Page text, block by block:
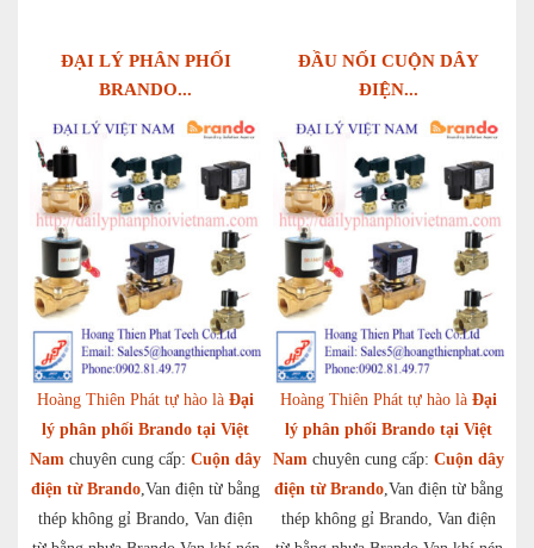
ĐẠI LÝ PHÂN PHỐI
BRANDO...
ĐẦU NỐI CUỘN DÂY
ĐIỆN...
Hoàng Thiên Phát tự hào là Đại
lý phân phối Brando tại Việt
Nam chuyên cung cấp: Cuộn dây
điện từ Brando,Van điện từ bằng
thép không gỉ Brando, Van điện
Hoàng Thiên Phát tự hào là Đại
lý phân phối Brando tại Việt
Nam chuyên cung cấp: Cuộn dây
điện từ Brando,Van điện từ bằng
thép không gỉ Brando, Van điện